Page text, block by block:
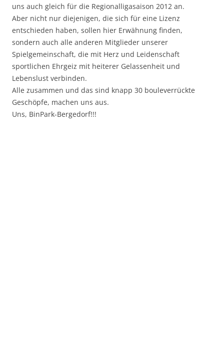
uns auch gleich für die Regionalligasaison 2012 an.
Aber nicht nur diejenigen, die sich für eine Lizenz
entschieden haben, sollen hier Erwähnung finden,
sondern auch alle anderen Mitglieder unserer
Spielgemeinschaft, die mit Herz und Leidenschaft
sportlichen Ehrgeiz mit heiterer Gelassenheit und
Lebenslust verbinden.
Alle zusammen und das sind knapp 30 bouleverrückte
Geschöpfe, machen uns aus.
Uns, BinPark-Bergedorf!!!